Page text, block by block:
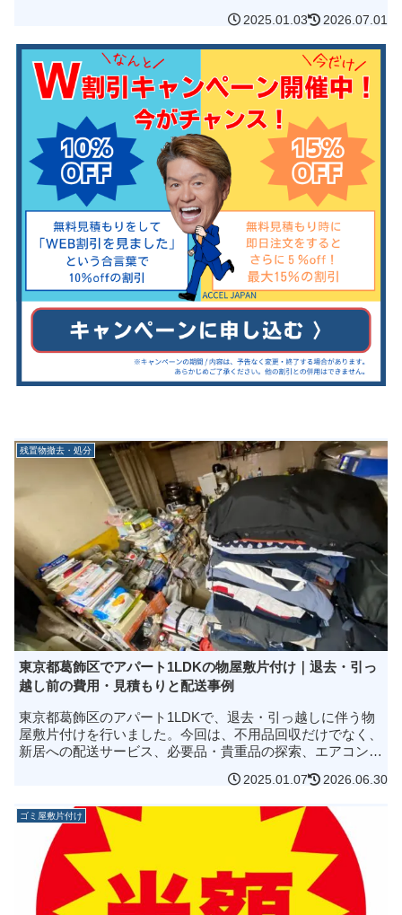
2025.01.03 2026.07.01
残置物撤去・処分
東京都葛飾区でアパート1LDKの物屋敷片付け｜退去・引っ
越し前の費用・見積もりと配送事例
東京都葛飾区のアパート1LDKで、退去・引っ越しに伴う物
屋敷片付けを行いました。今回は、不用品回収だけでなく、
新居への配送サービス、必要品・貴重品の探索、エアコンの
2025.01.07 2026.06.30
ゴミ屋敷片付け